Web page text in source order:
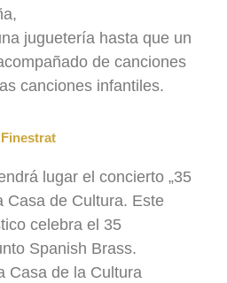
juguetería hasta que un
de canciones
canciones infantiles.
Finestrat
lugar el concierto „35
Casa de Cultura. Este
celebra el 35
Spanish Brass.
Casa de la Cultura